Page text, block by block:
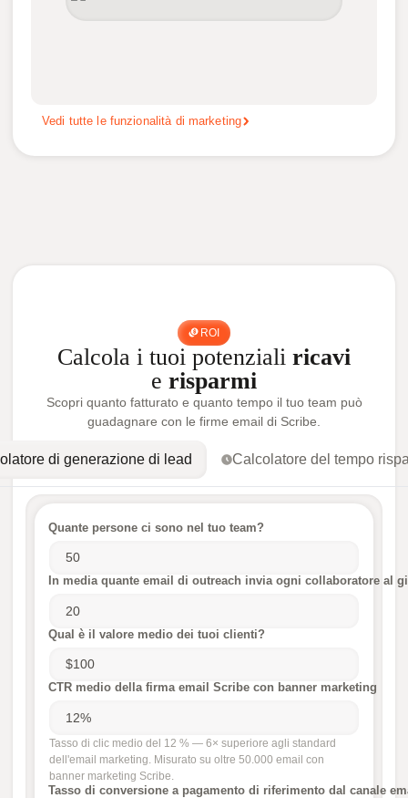
Vedi tutte le funzionalità di marketing
ROI
Calcola i tuoi potenziali ricavi
e risparmi
Scopri quanto fatturato e quanto tempo il tuo team può
guadagnare con le firme email di Scribe.
di generazione di lead Calcolatore del tempo
Quante persone ci sono nel tuo team?
In media quante email di outreach invia ogni collaboratore al
Qual è il valore medio dei tuoi clienti?
CTR medio della firma email Scribe con banner marketing
Tasso di clic medio del 12 % — 6× superiore agli standard
dell'email marketing. Misurato su oltre 50.000 email con
banner marketing Scribe.
Tasso di conversione a pagamento di riferimento dal canale